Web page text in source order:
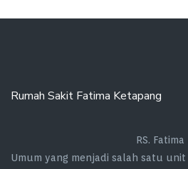
Rumah Sakit Fatima Ketapang
RS.
Umum yang menjadi salah satu unit